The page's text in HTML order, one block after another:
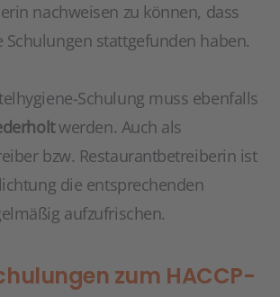
nachweisen zu können, dass
Schulungen stattgefunden haben.
Schulung muss ebenfalls
werden. Auch als
bzw. Restaurantbetreiberin ist
die entsprechenden
aufzufrischen.
zum HACCP-